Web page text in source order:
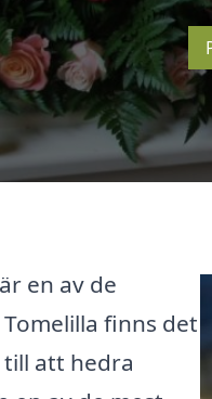
en av de
finns det
att hedra